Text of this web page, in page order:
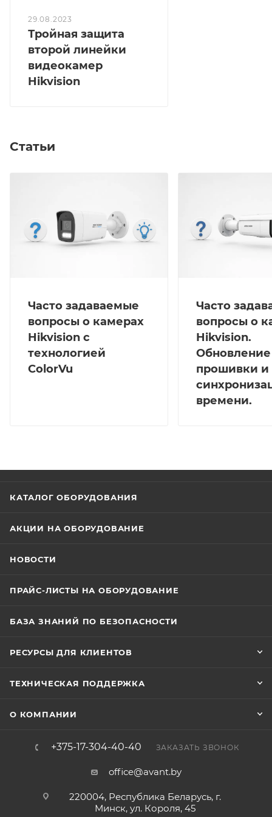
29.08.2023
Тройная защита
второй линейки
видеокамер
Hikvision
Статьи
Часто задаваемые
вопросы о камерах
Hikvision с
технологией
ColorVu
Часто
вопросы о
Hikvision.
Обновление
прошивки и
времени.
КАТАЛОГ ОБОРУДОВАНИЯ
АКЦИИ НА ОБОРУДОВАНИЕ
НОВОСТИ
ПРАЙС-ЛИСТЫ НА ОБОРУДОВАНИЕ
БАЗА ЗНАНИЙ ПО БЕЗОПАСНОСТИ
РЕСУРСЫ ДЛЯ КЛИЕНТОВ
ТЕХНИЧЕСКАЯ ПОДДЕРЖКА
О КОМПАНИИ
+375-17-304-40-40 ЗАКАЗАТЬ ЗВОНОК
office@avant.by
220004, Республика Беларусь, г.
Минск, ул. Короля, 45